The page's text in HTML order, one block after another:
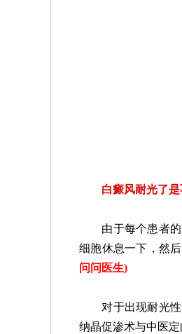
白癜风耐光了
由于每个患者的
细胞休息一下，然
问问医生)
对于出现耐光性
纳晶促渗术与中医